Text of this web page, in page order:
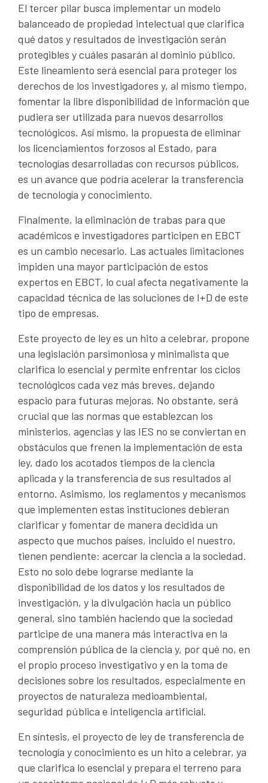
El tercer pilar busca implementar un modelo
balanceado de propiedad intelectual que clarifica
qué datos y resultados de investigación serán
protegibles y cuáles pasarán al dominio público.
Este lineamiento será esencial para proteger los
derechos de los investigadores y, al mismo tiempo,
fomentar la libre disponibilidad de información que
pudiera ser utilizada para nuevos desarrollos
tecnológicos. Así mismo, la propuesta de eliminar
los licenciamientos forzosos al Estado, para
tecnologías desarrolladas con recursos públicos,
es un avance que podría acelerar la transferencia
de tecnología y conocimiento.
Finalmente, la eliminación de trabas para que
académicos e investigadores participen en EBCT
es un cambio necesario. Las actuales limitaciones
impiden una mayor participación de estos
expertos en EBCT, lo cual afecta negativamente la
capacidad técnica de las soluciones de I+D de este
tipo de empresas.
Este proyecto de ley es un hito a celebrar, propone
una legislación parsimoniosa y minimalista que
clarifica lo esencial y permite enfrentar los ciclos
tecnológicos cada vez más breves, dejando
espacio para futuras mejoras. No obstante, será
crucial que las normas que establezcan los
ministerios, agencias y las IES no se conviertan en
obstáculos que frenen la implementación de esta
ley, dado los acotados tiempos de la ciencia
aplicada y la transferencia de sus resultados al
entorno. Asimismo, los reglamentos y mecanismos
que implementen estas instituciones debieran
clarificar y fomentar de manera decidida un
aspecto que muchos países, incluido el nuestro,
tienen pendiente: acercar la ciencia a la sociedad.
Esto no solo debe lograrse mediante la
disponibilidad de los datos y los resultados de
investigación, y la divulgación hacia un público
general, sino también haciendo que la sociedad
participe de una manera más interactiva en la
comprensión pública de la ciencia y, por qué no, en
el propio proceso investigativo y en la toma de
decisiones sobre los resultados, especialmente en
proyectos de naturaleza medioambiental,
seguridad pública e inteligencia artificial.
En síntesis, el proyecto de ley de transferencia de
tecnología y conocimiento es un hito a celebrar, ya
que clarifica lo esencial y prepara el terreno para